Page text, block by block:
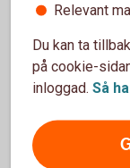
Behöver
Om du förlorar
korttransaktioner
enkelt spärra
internetbanken
till oss för att
Relevant
Du kan ta
på cookie-
inloggad. Så